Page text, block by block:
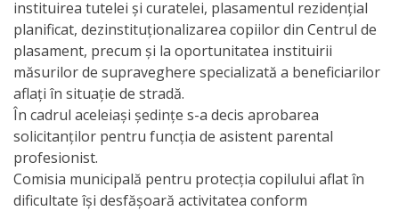
Proiecte
Rapoarte
de
activitate
Transparență
instituirea tutelei și curatelei, plasamentul rezidenţial
planificat, dezinstituţionalizarea copiilor din Centrul de
plasament, precum și la oportunitatea instituirii
măsurilor de supraveghere specializată a beneficiarilor
aflați în situație de stradă.
În cadrul aceleiași ședințe s-a decis aprobarea
solicitanților pentru funcția de asistent parental
profesionist.
Comisia municipală pentru protecția copilului aflat în
dificultate îşi desfăşoară activitatea conform